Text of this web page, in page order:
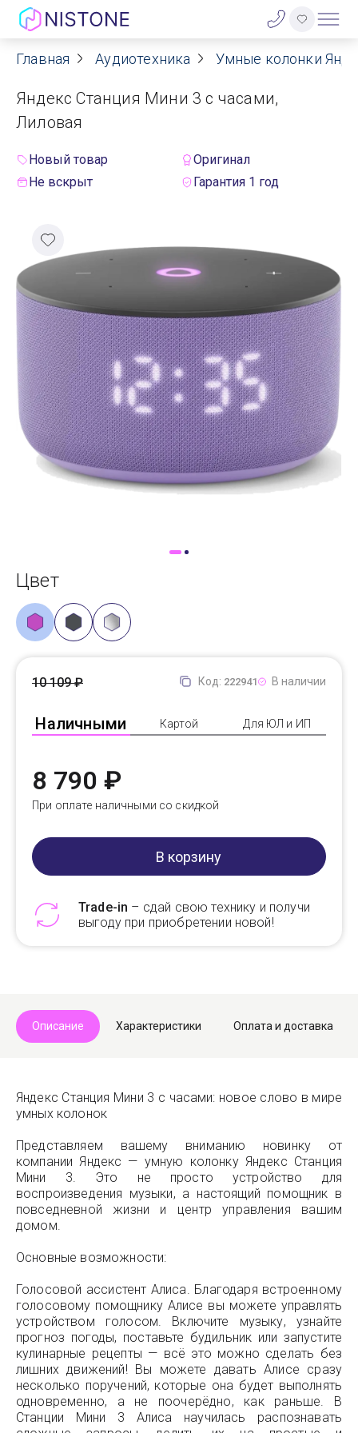
Акции
О нас
Договор оферты
Контакты
Гарантия
Оплата
Доставка
Самовывоз
Trade-In
Главная Аудиотехника Умные колонки
Яндекс Станция Мини 3 с часами,
Лиловая
Новый товар
Оригинал
Не вскрыт
Гарантия 1 год
Цвет
Код: 222941 В наличии
Наличными Картой Для ЮЛ и ИП
10 109 ₽
8 790 ₽
При оплате наличными со скидкой
В корзину
Trade-in – сдай свою технику и получи
выгоду при приобретении новой!
Описание Характеристики Оплата и доставка
Яндекс Станция Мини 3 с часами: новое слово в мире
умных колонок
Представляем вашему вниманию новинку от
компании Яндекс — умную колонку Яндекс Станция
Мини 3. Это не просто устройство для
воспроизведения музыки, а настоящий помощник в
повседневной жизни и центр управления вашим
домом.
Основные возможности:
Голосовой ассистент Алиса. Благодаря встроенному
голосовому помощнику Алисе вы можете управлять
устройством голосом. Включите музыку, узнайте
прогноз погоды, поставьте будильник или запустите
кулинарные рецепты — всё это можно сделать без
лишних движений! Вы можете давать Алисе сразу
несколько поручений, которые она будет выполнять
одновременно, а не поочерёдно, как раньше. В
Станции Мини 3 Алиса научилась распознавать